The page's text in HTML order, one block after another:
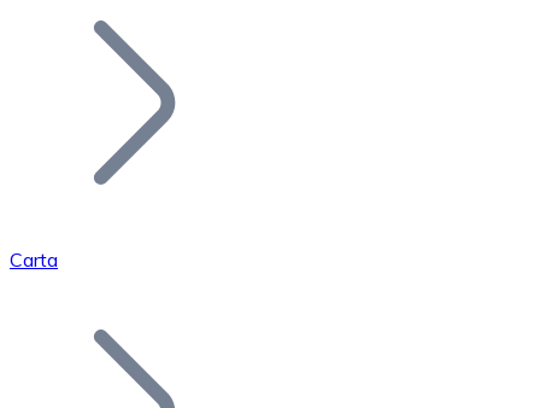
Aggiungi il token del tuo progetto al nostro servizio di
Bitcoin
Carta